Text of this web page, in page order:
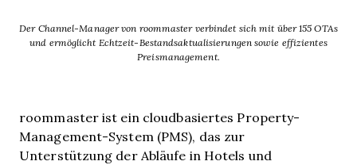
Der Channel-Manager von roommaster verbindet sich mit über 155 OTAs
und ermöglicht Echtzeit-Bestandsaktualisierungen sowie effizientes
Preismanagement.
roommaster ist ein cloudbasiertes Property-
Management-System (PMS), das zur
Unterstützung der Abläufe in Hotels und